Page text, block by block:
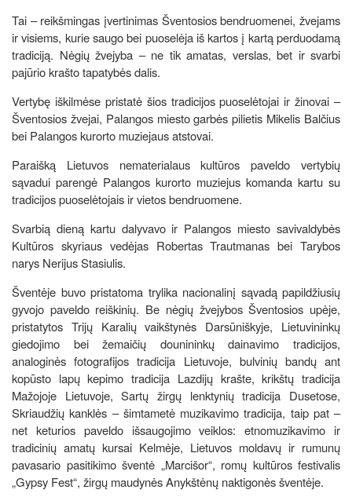
Tai – reikšmingas įvertinimas Šventosios bendruomenei, žvejams
ir visiems, kurie saugo bei puoselėja iš kartos į kartą perduodamą
tradiciją. Nėgių žvejyba – ne tik amatas, verslas, bet ir svarbi
pajūrio krašto tapatybės dalis.
Vertybę iškilmėse pristatė šios tradicijos puoselėtojai ir žinovai –
Šventosios žvejai, Palangos miesto garbės pilietis Mikelis Balčius
bei Palangos kurorto muziejaus atstovai.
Paraišką Lietuvos nematerialaus kultūros paveldo vertybių
sąvadui parengė Palangos kurorto muziejus komanda kartu su
tradicijos puoselėtojais ir vietos bendruomene.
Svarbią dieną kartu dalyvavo ir Palangos miesto savivaldybės
Kultūros skyriaus vedėjas Robertas Trautmanas bei Tarybos
narys Nerijus Stasiulis.
Šventėje buvo pristatoma trylika nacionalinį sąvadą papildžiusių
gyvojo paveldo reiškinių. Be nėgių žvejybos Šventosios upėje,
pristatytos Trijų Karalių vaikštynės Darsūniškyje, Lietuvininkų
giedojimo bei žemaičių dounininkų dainavimo tradicijos,
analoginės fotografijos tradicija Lietuvoje, bulvinių bandų ant
kopūsto lapų kepimo tradicija Lazdijų krašte, krikštų tradicija
Mažojoje Lietuvoje, Sartų žirgų lenktynių tradicija Dusetose,
Skriaudžių kanklės – šimtametė muzikavimo tradicija, taip pat –
net keturios paveldo išsaugojimo veiklos: etnomuzikavimo ir
tradicinių amatų kursai Kelmėje, Lietuvos moldavų ir rumunų
pavasario pasitikimo šventė „Marcišor“, romų kultūros festivalis
„Gypsy Fest“, žirgų maudynės Anykštėnų naktigonės šventėje.